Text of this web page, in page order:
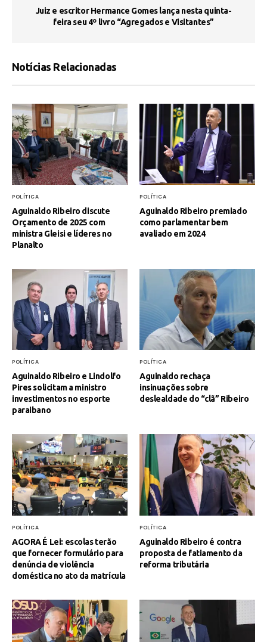
Juiz e escritor Hermance Gomes lança nesta quinta-
feira seu 4º livro “Agregados e Visitantes”
Notícias Relacionadas
POLÍTICA
Aguinaldo Ribeiro discute
Orçamento de 2025 com
ministra Gleisi e líderes no
Planalto
POLÍTICA
Aguinaldo Ribeiro premiado
como parlamentar bem
avaliado em 2024
POLÍTICA
Aguinaldo Ribeiro e Lindolfo
Pires solicitam a ministro
investimentos no esporte
paraibano
POLÍTICA
Aguinaldo rechaça
insinuações sobre
deslealdade do “clã” Ribeiro
POLÍTICA
AGORA É Lei: escolas terão
que fornecer formulário para
denúncia de violência
doméstica no ato da matrícula
POLÍTICA
Aguinaldo Ribeiro é contra
proposta de fatiamento da
reforma tributária